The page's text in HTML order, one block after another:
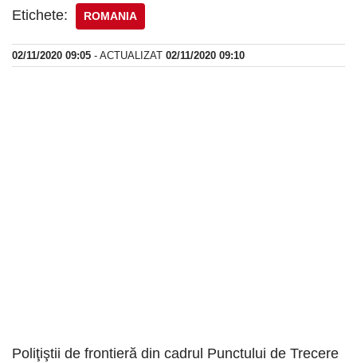
Etichete: ROMANIA
02/11/2020 09:05 - ACTUALIZAT 02/11/2020 09:10
Poliţiştii de frontieră din cadrul Punctului de Trecere